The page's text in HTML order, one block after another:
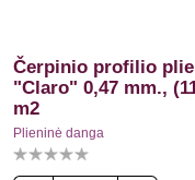
Čerpinio profilio
"Claro" 0,47 mm.,
m2
Plieninė danga